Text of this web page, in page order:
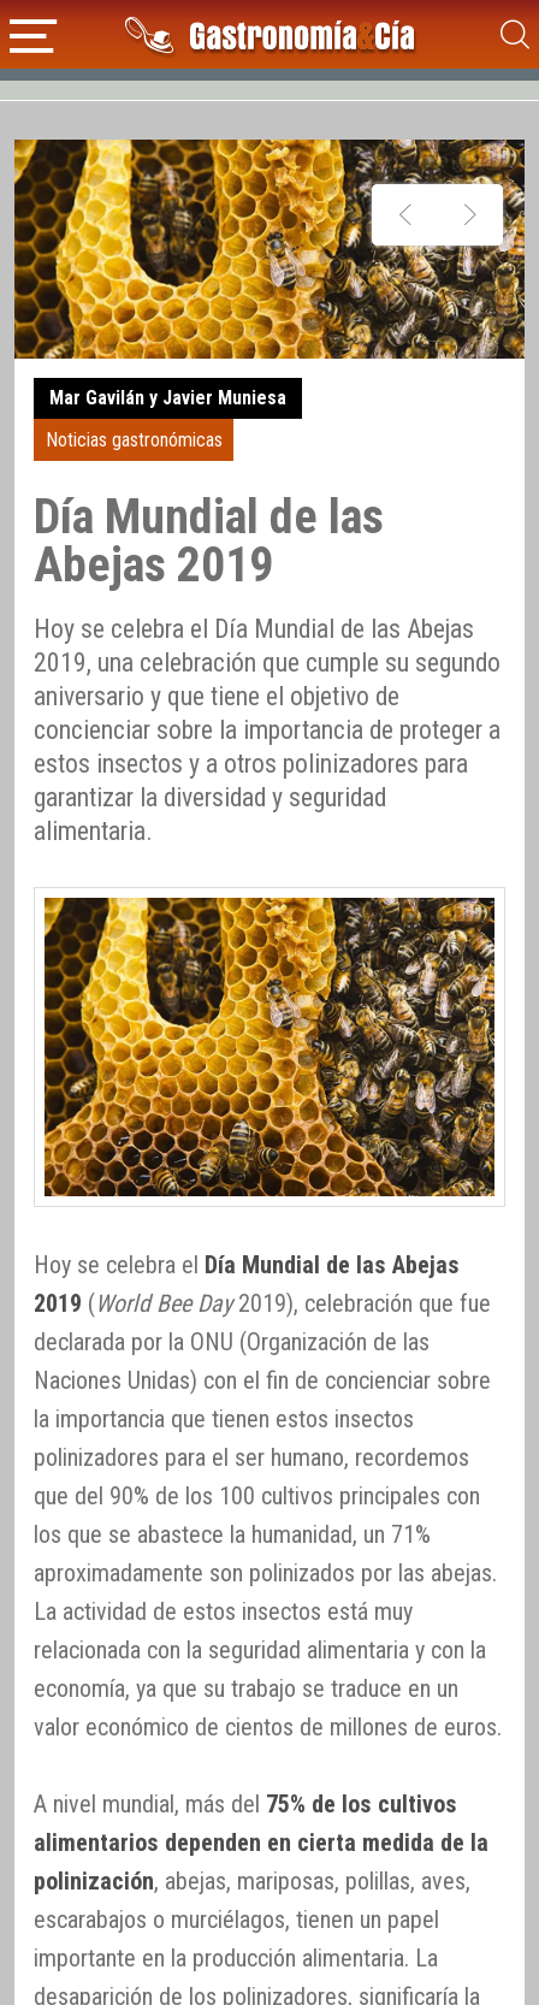
Mar Gavilán y Javier Muniesa
Noticias gastronómicas
Día Mundial de las
Abejas 2019
Hoy se celebra el Día Mundial de las Abejas
2019, una celebración que cumple su segundo
aniversario y que tiene el objetivo de
concienciar sobre la importancia de proteger a
estos insectos y a otros polinizadores para
garantizar la diversidad y seguridad
alimentaria.
Hoy se celebra el Día Mundial de las Abejas
2019 (World Bee Day2019), celebración que fue
declarada por la ONU (Organización de las
Naciones Unidas) con el fin de concienciar sobre
la importancia que tienen estos insectos
polinizadores para el ser humano, recordemos
que del 90% de los 100 cultivos principales con
los que se abastece la humanidad, un 71%
aproximadamente son polinizados por las abejas.
La actividad de estos insectos está muy
relacionada con la seguridad alimentaria y con la
economía, ya que su trabajo se traduce en un
valor económico de cientos de millones de euros.
A nivel mundial, más del 75% de los cultivos
alimentarios dependen en cierta medida de la
polinización, abejas, mariposas, polillas, aves,
escarabajos o murciélagos, tienen un papel
importante en la producción alimentaria. La
desaparición de los polinizadores, significaría la